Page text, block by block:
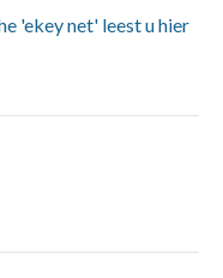
'ekey net' leest u hier